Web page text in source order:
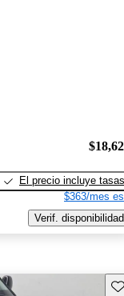
El precio incluye tasas
$363/mes
Verif. disponibilidad